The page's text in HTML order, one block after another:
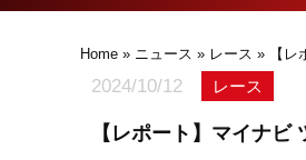
Home » ニュース » レース » 【レ
2024/10/12 レース
【レポート】マイナ